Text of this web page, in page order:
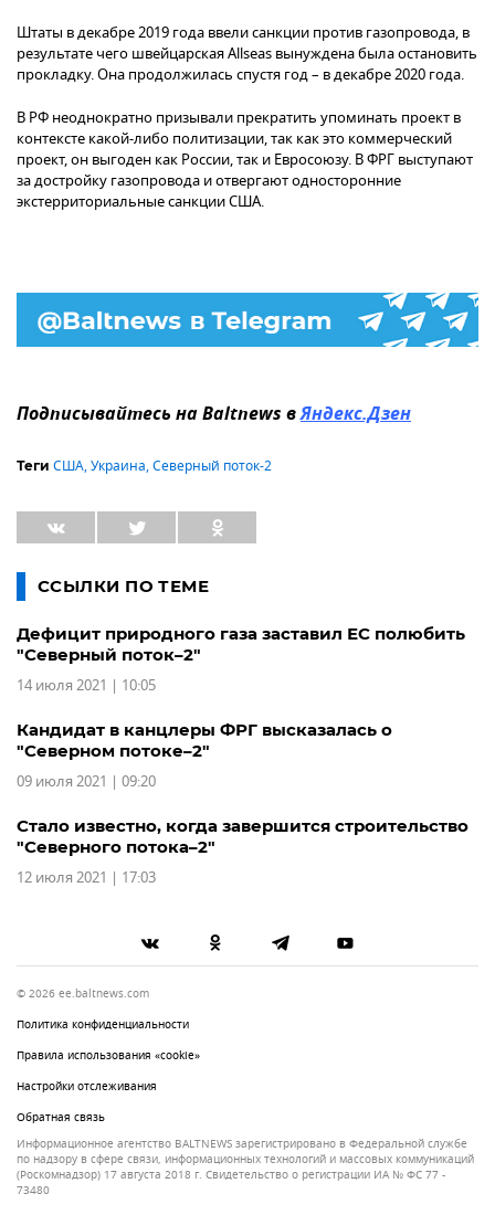
Штаты в декабре 2019 года ввели санкции против газопровода, в
результате чего швейцарская Allseas вынуждена была остановить
прокладку. Она продолжилась спустя год – в декабре 2020 года.
В РФ неоднократно призывали прекратить упоминать проект в
контексте какой-либо политизации, так как это коммерческий
проект, он выгоден как России, так и Евросоюзу. В ФРГ выступают
за достройку газопровода и отвергают односторонние
экстерриториальные санкции США.
Подписывайтесь на Baltnews вЯндекс.Дзен
Теги США,Украина,Северный поток-2
ССЫЛКИ ПО ТЕМЕ
Дефицит природного газа заставил ЕС полюбить
"Северный поток–2"
14 июля 2021 | 10:05
Кандидат в канцлеры ФРГ высказалась о
"Северном потоке–2"
09 июля 2021 | 09:20
Стало известно, когда завершится строительство
"Северного потока–2"
12 июля 2021 | 17:03
© 2026 ee.baltnews.com
Политика конфиденциальности
Правила использования «cookie»
Настройки отслеживания
Обратная связь
Информационное агентство BALTNEWS зарегистрировано в Федеральной службе
по надзору в сфере связи, информационных технологий и массовых коммуникаций
(Роскомнадзор) 17 августа 2018 г. Свидетельство о регистрации ИА № ФС 77 -
73480